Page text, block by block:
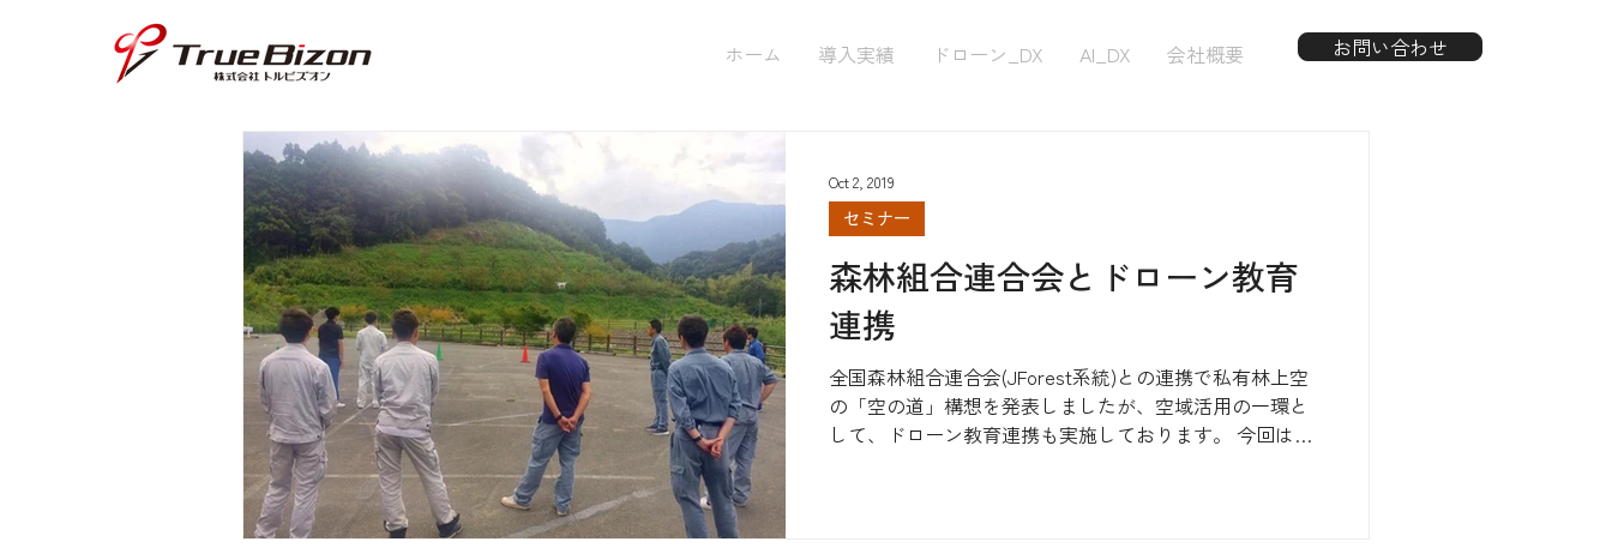
ホーム 導入実績 ドローン_DX AI_DX 会社概要 お問い合わせ
森林組合連合会とドローン教育
連携
全国森林組合連合会(JForest系統)との連携で私有林上空
の「空の道」構想を発表しましたが、空域活用の一環と
して、ドローン教育連携も実施しております。 今回は福
セミナー
Oct 2, 2019